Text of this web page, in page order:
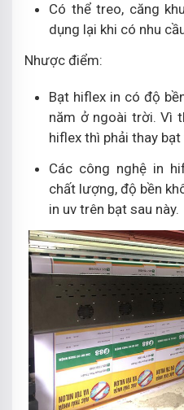
Có thể treo, căng
dụng lại khi có nhu
Nhược điểm:
Bạt hiflex in có độ
năm ở ngoài trời. Vì
hiflex thì phải thay
Các công nghệ in
chất lượng, độ bền
in uv trên bạt sau này.